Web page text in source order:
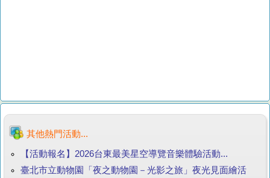
其他熱門活動...
【活動報名】2026台東最美星空導覽音樂體驗活動...
臺北市立動物園「夜之動物園－光影之旅」夜光見面繪活